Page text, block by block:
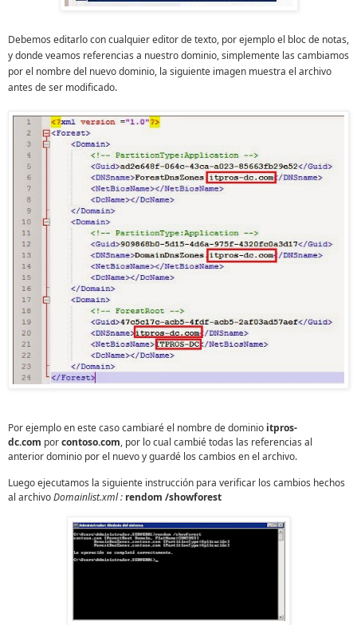
Debemos editarlo con cualquier editor de texto, por ejemplo el bloc de notas,
y donde veamos referencias a nuestro dominio, simplemente las cambiamos
por el nombre del nuevo dominio, la siguiente imagen muestra el archivo
antes de ser modificado.
Por ejemplo en este caso cambiaré el nombre de dominio itpros-
dc.com porcontoso.com, por lo cual cambié todas las referencias al
anterior dominio por el nuevo y guardé los cambios en el archivo.
Luego ejecutamos la siguiente instrucción para verificar los cambios hechos
al archivoDomainlist.xml : rendom /showforest